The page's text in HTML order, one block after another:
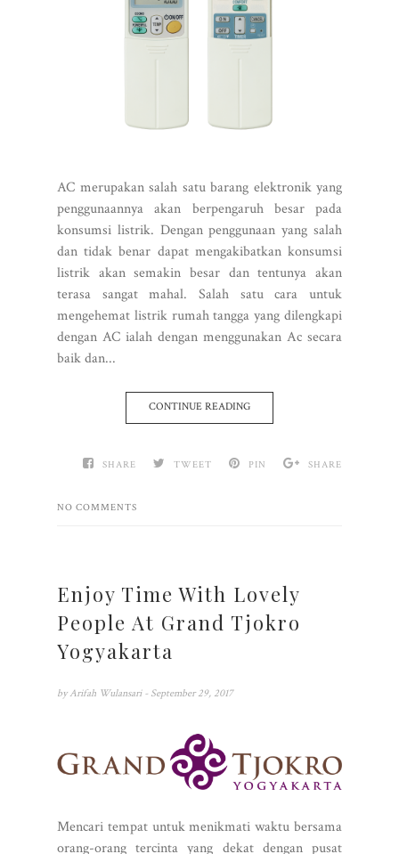
AC merupakan salah satu barang elektronik yang
penggunaannya akan berpengaruh besar pada
konsumsi listrik. Dengan penggunaan yang salah
dan tidak benar dapat mengakibatkan konsumsi
listrik akan semakin besar dan tentunya akan
terasa sangat mahal. Salah satu cara untuk
mengehemat listrik rumah tangga yang dilengkapi
dengan AC ialah dengan menggunakan Ac secara
baik dan...
CONTINUE READING
SHARE TWEET PIN SHARE
NO COMMENTS
Enjoy Time With Lovely
People At Grand Tjokro
Yogyakarta
by Arifah Wulansari - September 29, 2017
Mencari tempat untuk menikmati waktu bersama
orang-orang tercinta yang dekat dengan pusat